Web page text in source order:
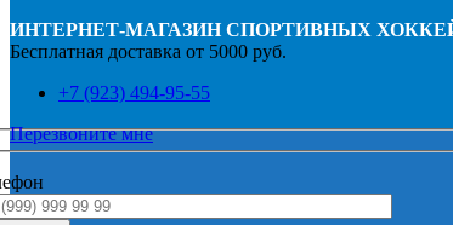
ИНТЕРНЕТ-МАГАЗИН СПОРТИВНЫХ
Бесплатная доставка от 5000 руб.
+7 (923) 494-95-55
Перезвоните мне